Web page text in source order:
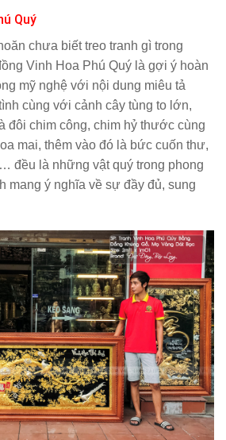
Quý
chưa biết treo tranh gì trong
Vinh Hoa Phú Quý là gợi ý hoàn
mỹ nghệ với nội dung miêu tả
cùng với cảnh cây tùng to lớn,
đôi chim công, chim hỷ thước cùng
mai, thêm vào đó là bức cuốn thư,
đều là những vật quý trong phong
mang ý nghĩa về sự đầy đủ, sung